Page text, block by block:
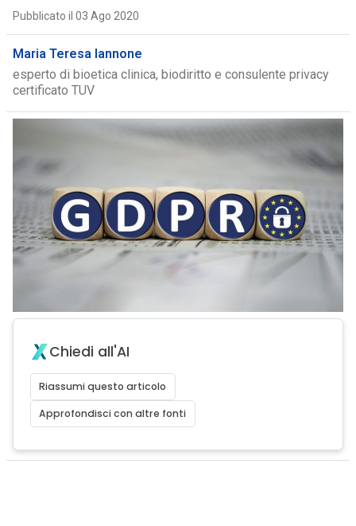
Pubblicato il 03 Ago 2020
Maria Teresa Iannone
esperto di bioetica clinica, biodiritto e consulente privacy
certificato TUV
Chiedi all'AI
Riassumi questo articolo
Approfondisci con altre fonti